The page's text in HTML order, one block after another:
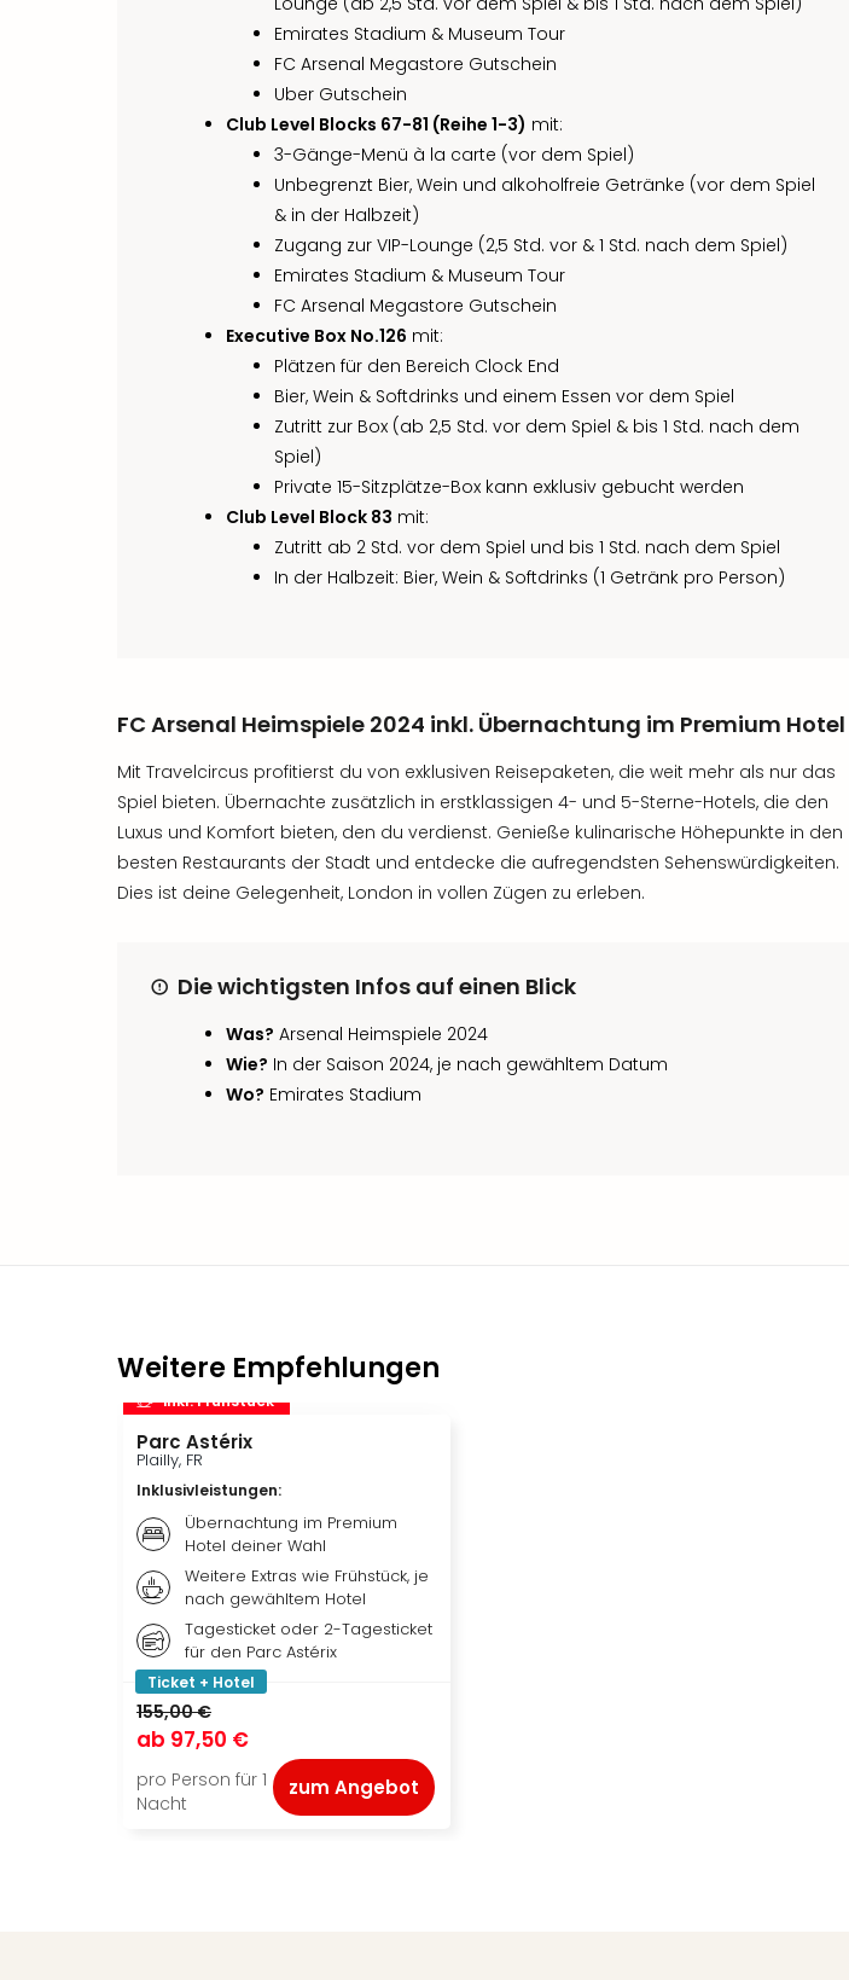
Emirates Stadium & Museum Tour
FC Arsenal Megastore Gutschein
Uber Gutschein
Club Level Blocks 67-81 (Reihe 1-3) mit:
3-Gänge-Menü à la carte (vor dem Spiel)
Unbegrenzt Bier, Wein und alkoholfreie Getränke (vor dem Spiel
& in der Halbzeit)
Zugang zur VIP-Lounge (2,5 Std. vor & 1 Std. nach dem Spiel)
Emirates Stadium & Museum Tour
FC Arsenal Megastore Gutschein
Executive Box No.126 mit:
Plätzen für den Bereich Clock End
Bier, Wein & Softdrinks und einem Essen vor dem Spiel
Zutritt zur Box (ab 2,5 Std. vor dem Spiel & bis 1 Std. nach dem
Spiel)
Private 15-Sitzplätze-Box kann exklusiv gebucht werden
Club Level Block 83 mit:
Zutritt ab 2 Std. vor dem Spiel und bis 1 Std. nach dem Spiel
In der Halbzeit: Bier, Wein & Softdrinks (1 Getränk pro Person)
FC Arsenal Heimspiele 2024 inkl. Übernachtung im Premium Hotel
Mit Travelcircus profitierst du von exklusiven Reisepaketen, die weit mehr als nur das
Spiel bieten. Übernachte zusätzlich in erstklassigen 4- und 5-Sterne-Hotels, die den
Luxus und Komfort bieten, den du verdienst. Genieße kulinarische Höhepunkte in den
besten Restaurants der Stadt und entdecke die aufregendsten Sehenswürdigkeiten.
Dies ist deine Gelegenheit, London in vollen Zügen zu erleben.
Die wichtigsten Infos auf einen Blick
Was? Arsenal Heimspiele 2024
Wie? In der Saison 2024, je nach gewähltem Datum
Wo? Emirates Stadium
Weitere Empfehlungen
inkl. Frühstück
Parc Astérix
Plailly, FR
Inklusivleistungen:
Übernachtung im Premium
Hotel deiner Wahl
Weitere Extras wie Frühstück, je
nach gewähltem Hotel
Tagesticket oder 2-Tagesticket
für den Parc Astérix
Ticket + Hotel
155,00 €
ab 97,50 €
pro Person für 1
Nacht
zum Angebot